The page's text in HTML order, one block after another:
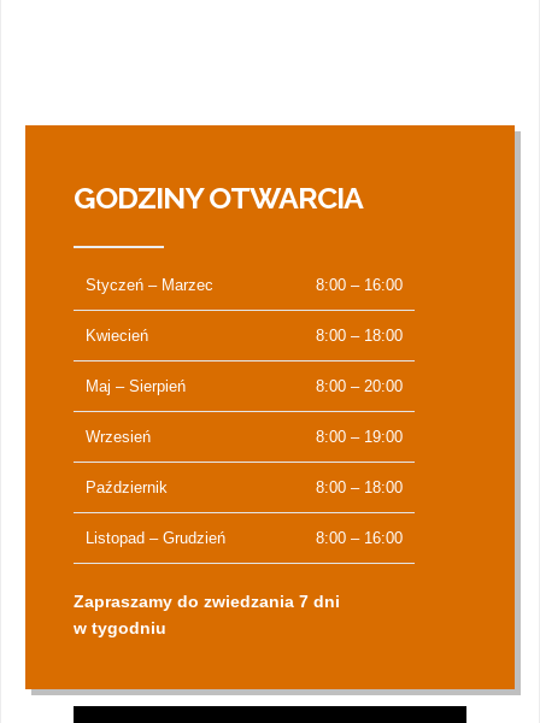
GODZINY OTWARCIA
Styczeń – Marzec 8:00 – 16:00
Kwiecień 8:00 – 18:00
Maj – Sierpień 8:00 – 20:00
Wrzesień 8:00 – 19:00
Październik 8:00 – 18:00
Listopad – Grudzień 8:00 – 16:00
Zapraszamy do zwiedzania 7 dni
w tygodniu